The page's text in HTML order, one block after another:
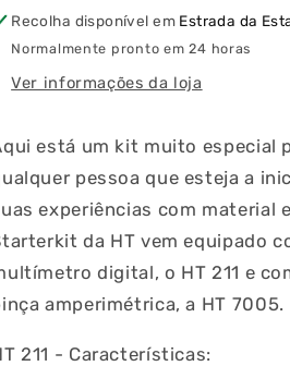
Amperimétrica
HT7005
Amperimétrica
HT7005
Recolha disponível em Estrada da
Normalmente pronto em 24 horas
Ver informações da loja
está um kit muito especial
pessoa que esteja a
experiências com material
da HT vem equipado
digital, o HT 211 e
amperimétrica, a HT 7005.
211 - Características: